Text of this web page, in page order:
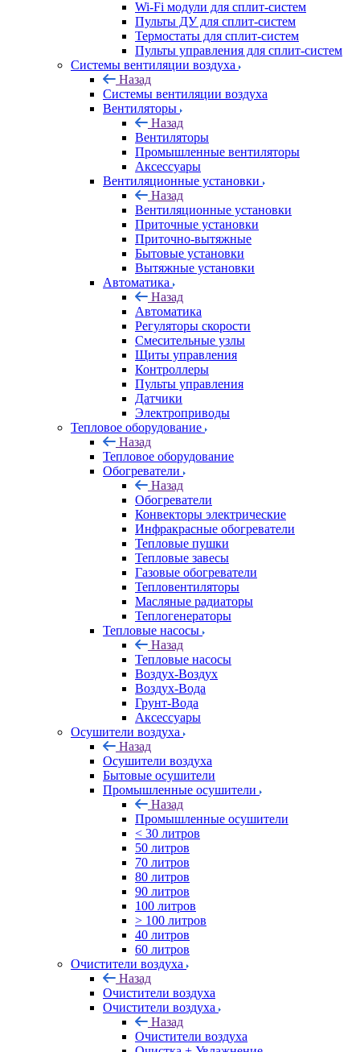
Wi-Fi модули для сплит-систем
Пульты ДУ для сплит-систем
Термостаты для сплит-систем
Пульты управления для сплит-систем
Системы вентиляции воздуха
Назад
Системы вентиляции воздуха
Вентиляторы
Назад
Вентиляторы
Промышленные вентиляторы
Аксессуары
Вентиляционные установки
Назад
Вентиляционные установки
Приточные установки
Приточно-вытяжные
Бытовые установки
Вытяжные установки
Автоматика
Назад
Автоматика
Регуляторы скорости
Смесительные узлы
Щиты управления
Контроллеры
Пульты управления
Датчики
Электроприводы
Тепловое оборудование
Назад
Тепловое оборудование
Обогреватели
Назад
Обогреватели
Конвекторы электрические
Инфракрасные обогреватели
Тепловые пушки
Тепловые завесы
Газовые обогреватели
Тепловентиляторы
Масляные радиаторы
Теплогенераторы
Тепловые насосы
Назад
Тепловые насосы
Воздух-Воздух
Воздух-Вода
Грунт-Вода
Аксессуары
Осушители воздуха
Назад
Осушители воздуха
Бытовые осушители
Промышленные осушители
Назад
Промышленные осушители
< 30 литров
50 литров
70 литров
80 литров
90 литров
100 литров
> 100 литров
40 литров
60 литров
Очистители воздуха
Назад
Очистители воздуха
Очистители воздуха
Назад
Очистители воздуха